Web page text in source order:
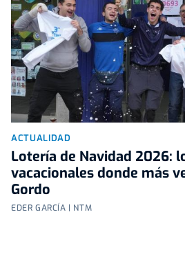
ACTUALIDAD
Lotería de Navidad 2026:
vacacionales donde más
Gordo
EDER GARCÍA | NTM